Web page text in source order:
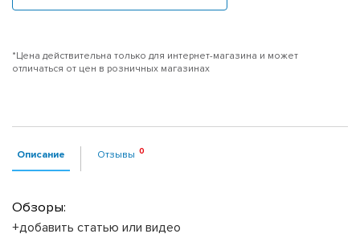
*Цена действительна только для интернет-магазина и может
отличаться от цен в розничных магазинах
Описание Отзывы
Обзоры:
+добавить статью или видео